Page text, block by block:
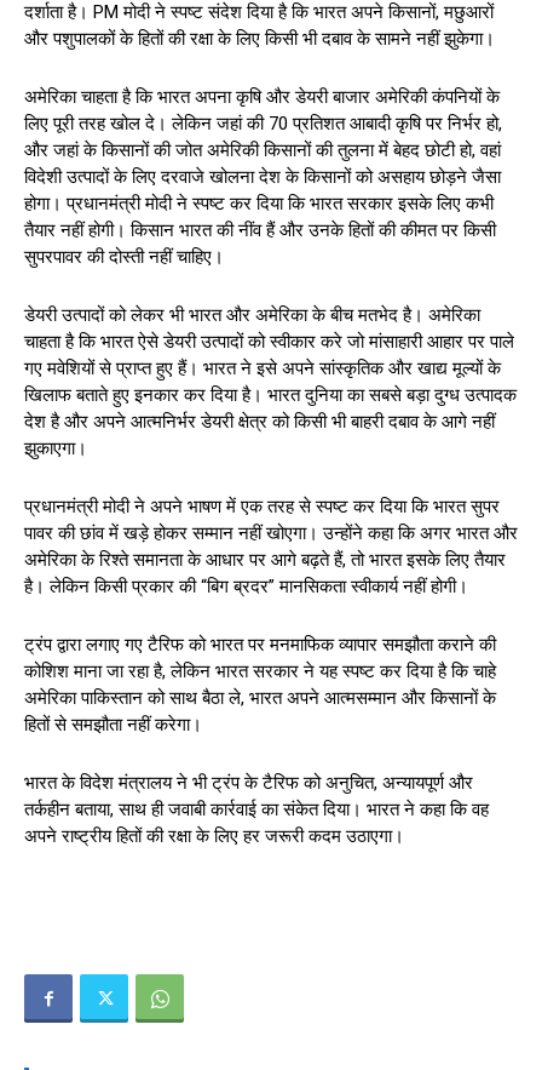
दर्शाता है। PM मोदी ने स्पष्ट संदेश दिया है कि भारत अपने किसानों, मछुआरों
और पशुपालकों के हितों की रक्षा के लिए किसी भी दबाव के सामने नहीं झुकेगा।
अमेरिका चाहता है कि भारत अपना कृषि और डेयरी बाजार अमेरिकी कंपनियों के
लिए पूरी तरह खोल दे। लेकिन जहां की 70 प्रतिशत आबादी कृषि पर निर्भर हो,
और जहां के किसानों की जोत अमेरिकी किसानों की तुलना में बेहद छोटी हो, वहां
विदेशी उत्पादों के लिए दरवाजे खोलना देश के किसानों को असहाय छोड़ने जैसा
होगा। प्रधानमंत्री मोदी ने स्पष्ट कर दिया कि भारत सरकार इसके लिए कभी
तैयार नहीं होगी। किसान भारत की नींव हैं और उनके हितों की कीमत पर किसी
सुपरपावर की दोस्ती नहीं चाहिए।
डेयरी उत्पादों को लेकर भी भारत और अमेरिका के बीच मतभेद है। अमेरिका
चाहता है कि भारत ऐसे डेयरी उत्पादों को स्वीकार करे जो मांसाहारी आहार पर पाले
गए मवेशियों से प्राप्त हुए हैं। भारत ने इसे अपने सांस्कृतिक और खाद्य मूल्यों के
खिलाफ बताते हुए इनकार कर दिया है। भारत दुनिया का सबसे बड़ा दुग्ध उत्पादक
देश है और अपने आत्मनिर्भर डेयरी क्षेत्र को किसी भी बाहरी दबाव के आगे नहीं
झुकाएगा।
प्रधानमंत्री मोदी ने अपने भाषण में एक तरह से स्पष्ट कर दिया कि भारत सुपर
पावर की छांव में खड़े होकर सम्मान नहीं खोएगा। उन्होंने कहा कि अगर भारत और
अमेरिका के रिश्ते समानता के आधार पर आगे बढ़ते हैं, तो भारत इसके लिए तैयार
है। लेकिन किसी प्रकार की “बिग ब्रदर” मानसिकता स्वीकार्य नहीं होगी।
ट्रंप द्वारा लगाए गए टैरिफ को भारत पर मनमाफिक व्यापार समझौता कराने की
कोशिश माना जा रहा है, लेकिन भारत सरकार ने यह स्पष्ट कर दिया है कि चाहे
अमेरिका पाकिस्तान को साथ बैठा ले, भारत अपने आत्मसम्मान और किसानों के
हितों से समझौता नहीं करेगा।
भारत के विदेश मंत्रालय ने भी ट्रंप के टैरिफ को अनुचित, अन्यायपूर्ण और
तर्कहीन बताया, साथ ही जवाबी कार्रवाई का संकेत दिया। भारत ने कहा कि वह
अपने राष्ट्रीय हितों की रक्षा के लिए हर जरूरी कदम उठाएगा।